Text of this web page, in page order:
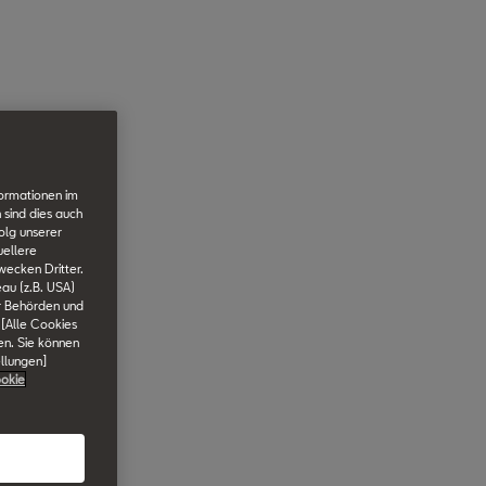
im
dies auch
unserer
Dritter.
(z.B. USA)
und
[Alle Cookies
Sie können